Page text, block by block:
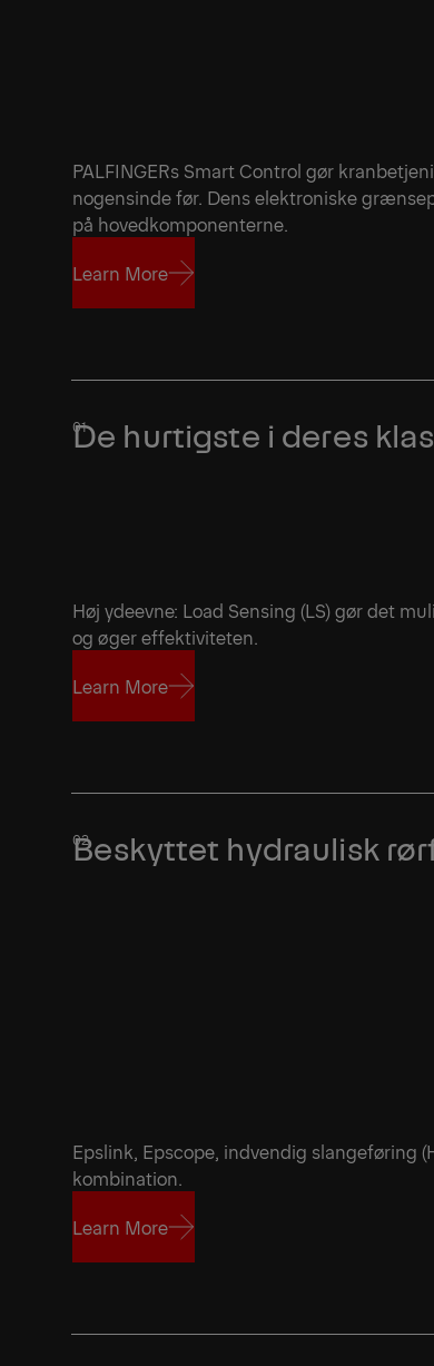
PALFINGERs Smart Control gør
nogensinde før. Dens elektroniske
på hovedkomponenterne.
Learn More
De hurtigste i deres
Høj ydeevne: Load Sensing (LS) gør det
og øger effektiviteten.
Learn More
Beskyttet hydraulisk
Epslink, Epscope, indvendig slangeføring
kombination.
Learn More